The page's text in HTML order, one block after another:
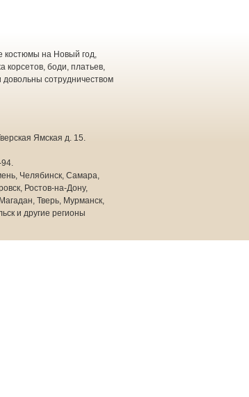
костюмы на Новый год,
корсетов, боди, платьев,
сотрудничеством
Ямская д. 15.
.
Челябинск, Самара,
Ростов-на-Дону,
Тверь, Мурманск,
и другие регионы